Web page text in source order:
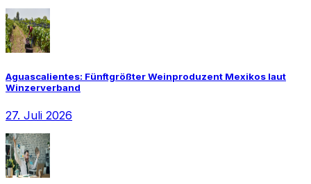
Aguascalientes: Fünftgrößter Weinproduzent Mexikos laut
Winzerverband
27. Juli 2026